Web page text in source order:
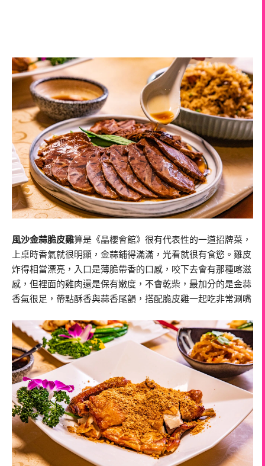
風沙金蒜脆皮雞算是《晶櫻會館》很有代表性的一道招牌菜，
上桌時香氣就很明顯，金蒜鋪得滿滿，光看就很有食慾。雞皮
炸得相當漂亮，入口是薄脆帶香的口感，咬下去會有那種喀滋
感，但裡面的雞肉還是保有嫩度，不會乾柴，最加分的是金蒜
香氣很足，帶點酥香與蒜香尾韻，搭配脆皮雞一起吃非常涮嘴